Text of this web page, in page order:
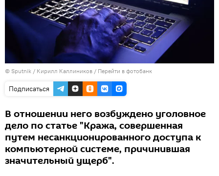
© Sputnik / Кирилл Каллиников / Перейти в фотобанк
Подписаться
В отношении него возбуждено уголовное
дело по статье "Кража, совершенная
путем несанкционированного доступа к
компьютерной системе, причинившая
значительный ущерб".